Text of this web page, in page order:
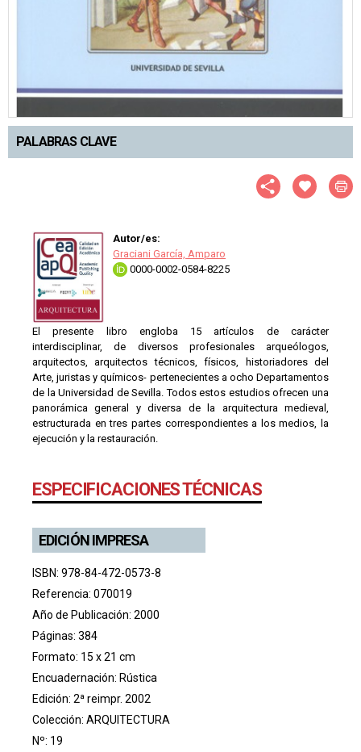
PALABRAS CLAVE
Autor/es:
Graciani García, Amparo
0000-0002-0584-8225
El presente libro engloba 15 artículos de carácter
interdisciplinar, de diversos profesionales arqueólogos,
arquitectos, arquitectos técnicos, físicos, historiadores del
Arte, juristas y químicos- pertenecientes a ocho Departamentos
de la Universidad de Sevilla. Todos estos estudios ofrecen una
panorámica general y diversa de la arquitectura medieval,
estructurada en tres partes correspondientes a los medios, la
ejecución y la restauración.
ESPECIFICACIONES TÉCNICAS
EDICIÓN IMPRESA
ISBN: 978-84-472-0573-8
Referencia: 070019
Año de Publicación: 2000
Páginas: 384
Formato: 15 x 21 cm
Encuadernación: Rústica
Edición: 2ª reimpr. 2002
Colección: ARQUITECTURA
Nº: 19